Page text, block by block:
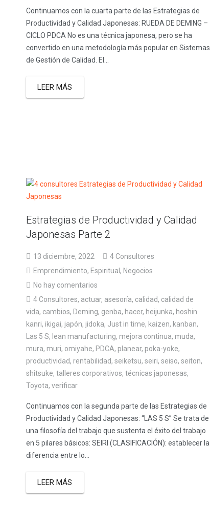
Continuamos con la cuarta parte de las Estrategias de
Productividad y Calidad Japonesas: RUEDA DE DEMING –
CICLO PDCA No es una técnica japonesa, pero se ha
convertido en una metodología más popular en Sistemas
de Gestión de Calidad. El...
LEER MÁS
Estrategias de Productividad y Calidad
Japonesas Parte 2
13 diciembre, 2022
4 Consultores
Emprendimiento, Espiritual, Negocios
No hay comentarios
4 Consultores, actuar, asesoría, calidad, calidad de
vida, cambios, Deming, genba, hacer, heijunka, hoshin
kanri, ikigai, japón, jidoka, Just in time, kaizen, kanban,
Las 5 S, lean manufacturing, mejora continua, muda,
mura, muri, omiyahe, PDCA, planear, poka-yoke,
productividad, rentabilidad, seiketsu, seiri, seiso, seiton,
shitsuke, talleres corporativos, técnicas japonesas,
Toyota, verificar
Continuamos con la segunda parte de las Estrategias de
Productividad y Calidad Japonesas: “LAS 5 S” Se trata de
una filosofía del trabajo que sustenta el éxito del trabajo
en 5 pilares básicos: SEIRI (CLASIFICACIÓN): establecer la
diferencia entre lo...
LEER MÁS